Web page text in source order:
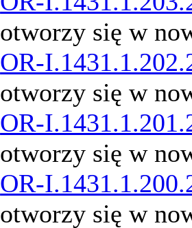
otworzy się w
OR-
otworzy się w
OR-
otworzy się w
OR-
otworzy się w